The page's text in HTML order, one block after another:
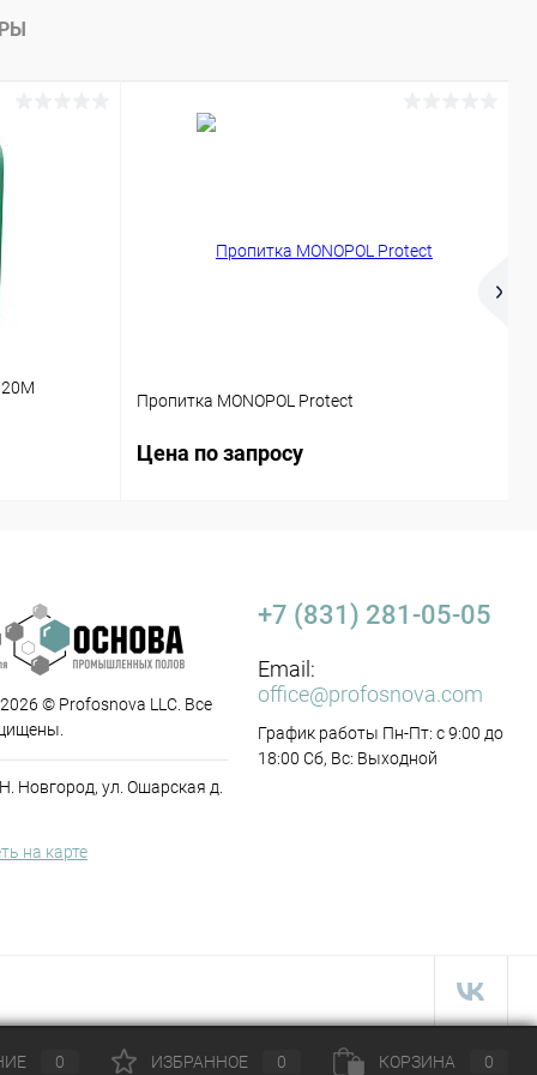
20М
Пропитка MONOPOL Protect
Цена по запросу
© Profosnova LLC. Все
Новгород, ул. Ошарская д.
на карте
+7 (831) 281-05-05
Email:
office@profosnova.com
График работы Пн-Пт: с 9:00 до
18:00 Сб, Вс: Выходной
0 ИЗБРАННОЕ 0 КОРЗИНА 0